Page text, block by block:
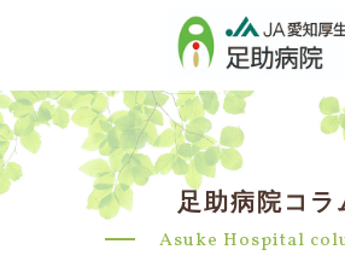
足助病院コラ
Asuke Hospital